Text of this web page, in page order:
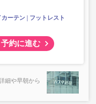
カーテン
フットレスト
予約に進む
細や早朝から